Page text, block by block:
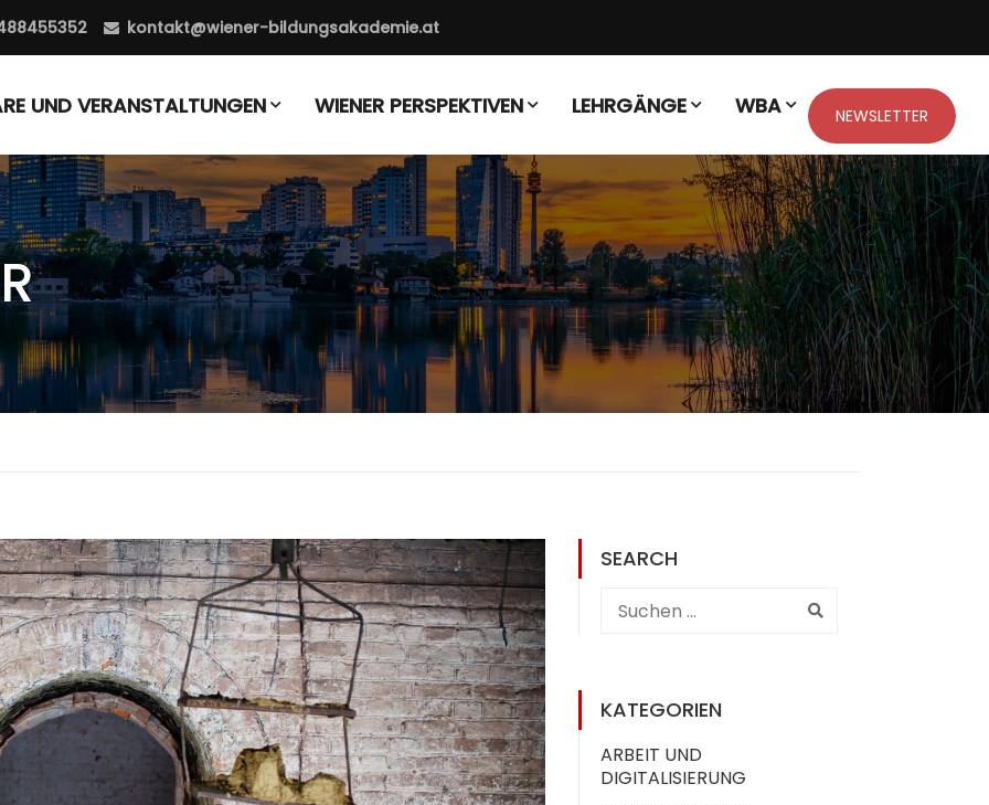
kontakt@wiener-bildungsakademie.at
UND VERANSTALTUNGEN WIENER PERSPEKTIVEN LEHRGÄNGE WBA NEWSLETTER
SEARCH
KATEGORIEN
ARBEIT UND
DIGITALISIERUNG